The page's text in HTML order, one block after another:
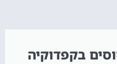
בקפדוקיה